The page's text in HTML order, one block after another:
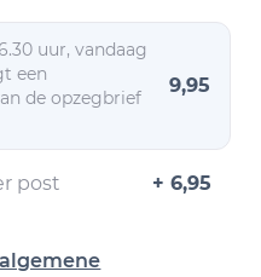
uur, vandaag
een
de opzegbrief
9,95
post
+ 6,95
algemene